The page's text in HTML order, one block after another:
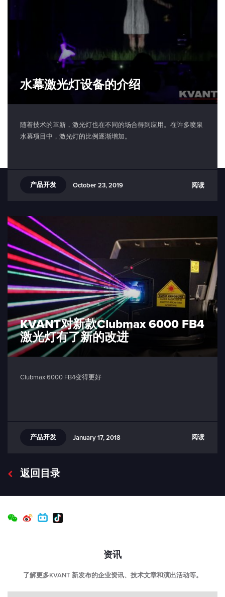
水幕激光灯设备的介绍
随着技术的革新，激光灯也在不同的场合得到应用。在许多喷泉
水幕项目中，激光灯的比例逐渐增加。
产品开发 October 23, 2019 阅读
KVANT对新款Clubmax 6000 FB4
激光灯有了新的改进
Clubmax 6000 FB4变得更好
产品开发 January 17, 2018 阅读
返回目录
资讯
了解更多KVANT 新发布的企业资讯、技术文章和演出活动等。